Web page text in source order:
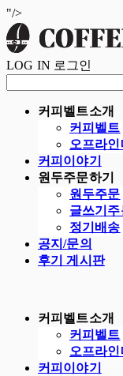
"/>
LOG IN 로그인
커피벨트소개
커피벨트
오프라
커피이야기
원두주문하기
원두주문
글쓰기
정기배송
공지/문의
후기 게시판
커피벨트소개
커피벨트
오프라
커피이야기